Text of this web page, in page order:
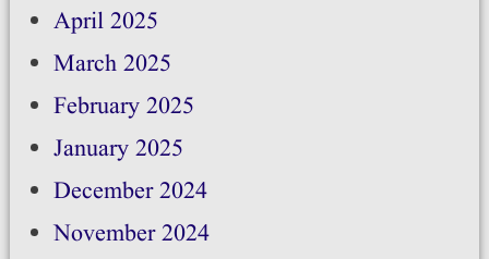
April 2025
March 2025
February 2025
January 2025
December 2024
November 2024